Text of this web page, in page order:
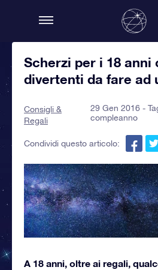
Scherzi per i 18 anni
divertenti da fare ad
Consigli &
Regali
29 Gen 2016 -
compleanno
Condividi questo articolo:
A 18 anni, oltre ai regali,